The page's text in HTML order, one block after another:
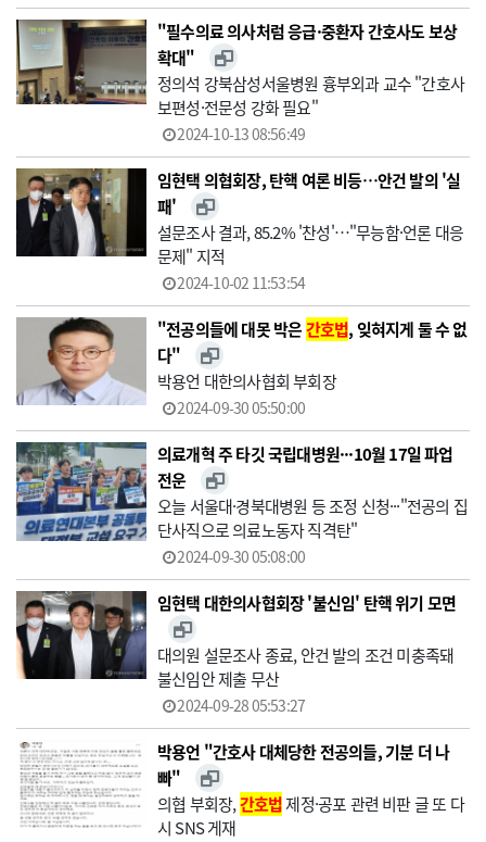
"필수의료 의사처럼 응급·중환자 간호사도 보상
확대"
정의석 강북삼성서울병원 흉부외과 교수 "간호사
보편성·전문성 강화 필요"
2024-10-13 08:56:49
임현택 의협회장, 탄핵 여론 비등…안건 발의 '실
패'
설문조사 결과, 85.2% '찬성'…"무능함·언론 대응
문제" 지적
2024-10-02 11:53:54
"전공의들에 대못 박은간호법, 잊혀지게 둘 수 없
다"
박용언 대한의사협회 부회장
2024-09-30 05:50:00
의료개혁 주 타깃 국립대병원···10월 17일 파업
전운
오늘 서울대·경북대병원 등 조정 신청···"전공의 집
단사직으로 의료노동자 직격탄"
2024-09-30 05:08:00
임현택 대한의사협회장 '불신임' 탄핵 위기 모면
대의원 설문조사 종료, 안건 발의 조건 미충족돼
불신임안 제출 무산
2024-09-28 05:53:27
박용언 "간호사 대체당한 전공의들, 기분 더 나
빠"
의협 부회장,간호법제정·공포 관련 비판 글 또 다
시 SNS 게재